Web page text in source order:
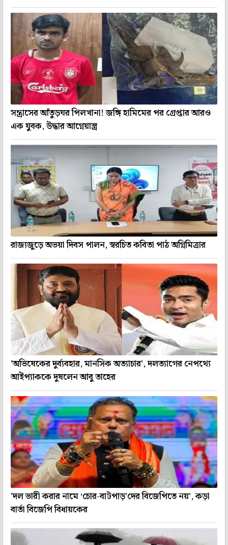
সন্ত্রাসের আঁতুড়ঘর পিলখানা! জঙ্গি হামিমের পর গ্রেপ্তার আরও
এক যুবক, উদ্ধার আগ্নেয়াস্ত্র
রাজ্যজুড়ে অভয়া দিবস পালন, স্বরচিত কবিতা পাঠ অগ্নিমিত্রার
'অভিষেকের দুর্ব্যবহার, মানসিক অত্যাচার', দলত্যাগের নেপথ্যে
আইপ্যাককে দুষলেন আবু তাহের
'দল ভারী করার নামে ‘চোর-বাটপাড়’দের বিজেপিতে নয়', কড়া
বার্তা বিজেপি বিধায়কের